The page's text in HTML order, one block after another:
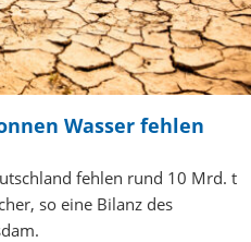
Wasser fehlen
fehlen rund 10 Mrd. t
so eine Bilanz des